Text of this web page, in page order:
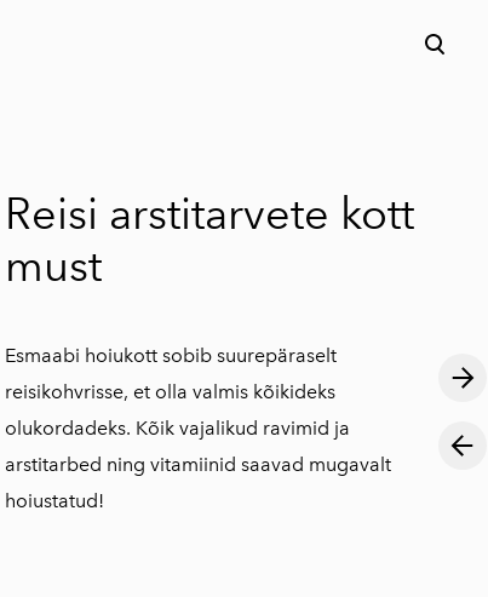
Reisi arstitarvete kott
must
Esmaabi hoiukott sobib suurepäraselt
reisikohvrisse, et olla valmis kõikideks
olukordadeks. Kõik vajalikud ravimid ja
arstitarbed ning vitamiinid saavad mugavalt
hoiustatud!